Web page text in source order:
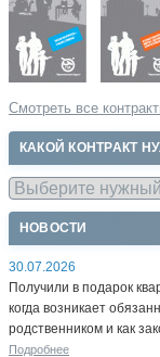
Смотреть все
КАКОЙ КОНТРАКТ
НОВОСТИ
30.07.2026
Получили в подарок
когда возникает
родственником и как
Подробнее